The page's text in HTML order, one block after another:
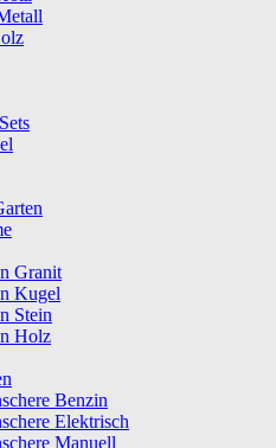
Granit
Kugel
Stein
Holz
Benzin
Elektrisch
Manuell